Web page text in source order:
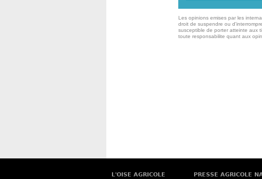
Les opinions emises par les
droit de suspendre ou
susceptible de porter atteinte aux
toute responsabilite quant aux
L'OISE AGRICOLE
PRESSE AGRICOLE